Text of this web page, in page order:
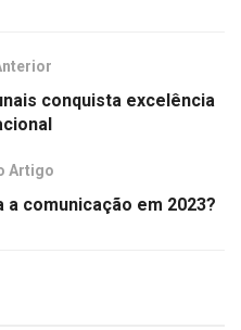
conquista excelência
Artigo
comunicação em 2023?